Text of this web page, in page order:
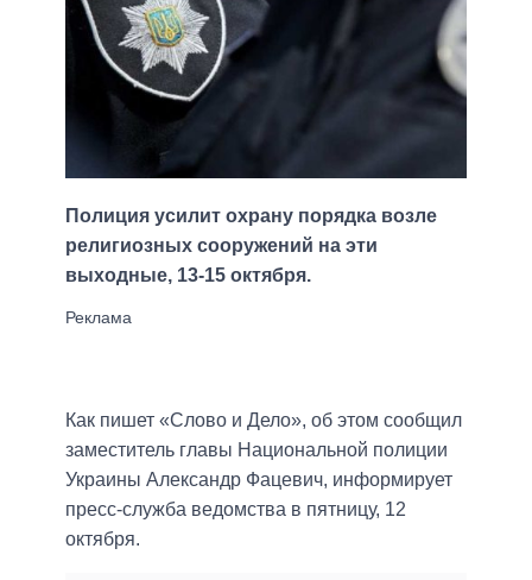
Полиция усилит охрану порядка возле
религиозных сооружений на эти
выходные, 13-15 октября.
Как пишет «Слово и Дело», об этом сообщил
заместитель главы Национальной полиции
Украины Александр Фацевич, информирует
пресс-служба ведомства в пятницу, 12
октября.